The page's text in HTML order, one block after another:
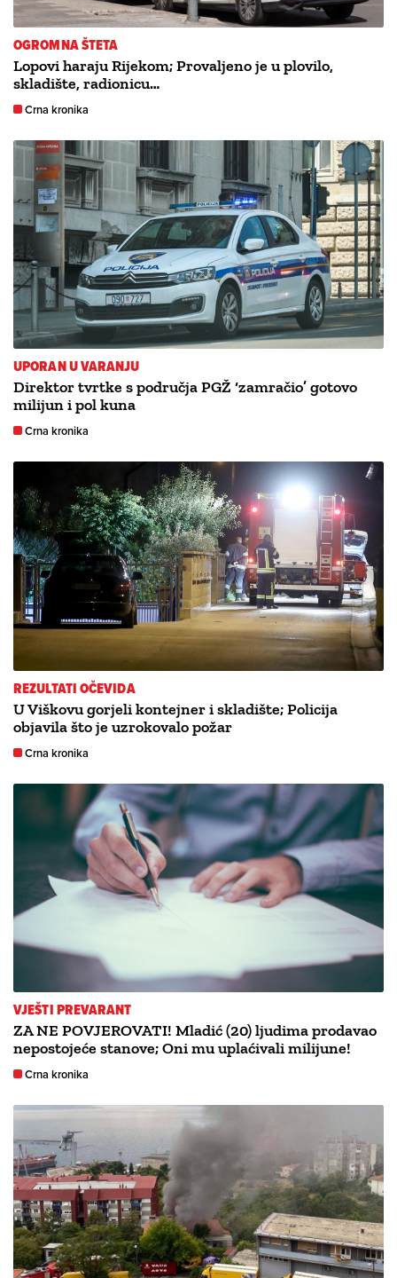
OGROMNA ŠTETA
Lopovi haraju Rijekom; Provaljeno je u plovilo,
skladište, radionicu…
Crna kronika
UPORAN U VARANJU
Direktor tvrtke s područja PGŽ ‘zamračio’ gotovo
milijun i pol kuna
Crna kronika
REZULTATI OČEVIDA
U Viškovu gorjeli kontejner i skladište; Policija
objavila što je uzrokovalo požar
Crna kronika
VJEŠTI PREVARANT
ZA NE POVJEROVATI! Mladić (20) ljudima prodavao
nepostojeće stanove; Oni mu uplaćivali milijune!
Crna kronika